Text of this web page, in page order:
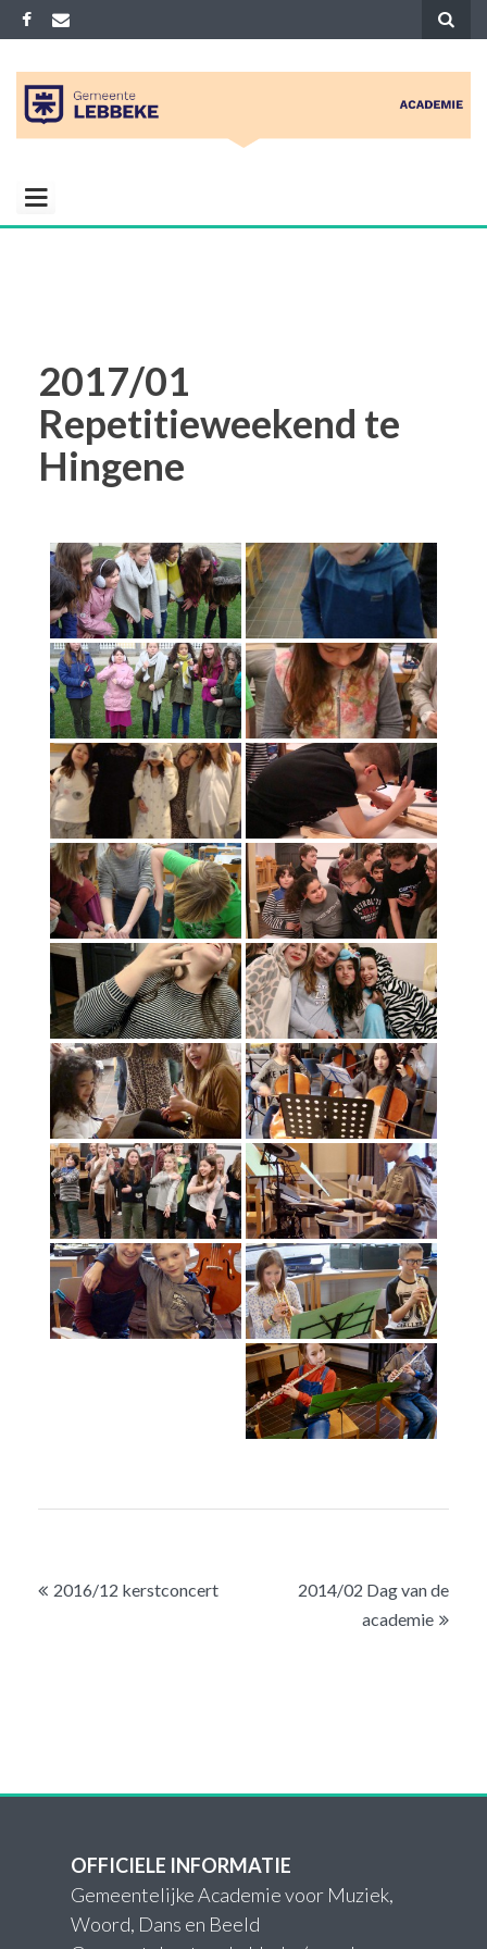
Skip
to
content
ACADEMIE
LEBBEKE
Woord Dans en Beeld
2017/01
Repetitieweekend te
Hingene
Bericht
2016/12 kerstconcert
2014/02 Dag van de
academie
OFFICIELE INFORMATIE
Gemeentelijke Academie voor Muziek,
Woord, Dans en Beeld